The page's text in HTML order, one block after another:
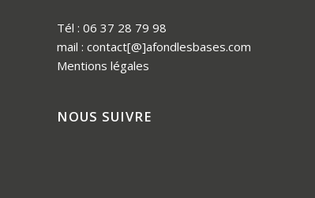
Tél : 06 37 28 79 98
mail : contact[@]afondlesbases.com
Mentions légales
NOUS SUIVRE